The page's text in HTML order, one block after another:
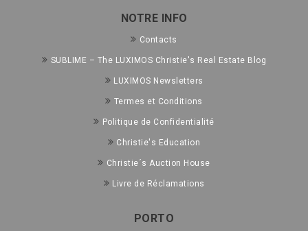
NOTRE INFO
Contacts
SUBLIME – The LUXIMOS Christie's Real Estate Blog
LUXIMOS Newsletters
Termes et Conditions
Politique de Confidentialité
Christie's Education
Christie´s Auction House
Livre de Réclamations
PORTO